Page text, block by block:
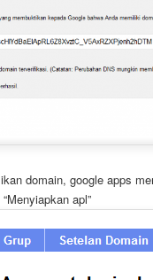
domain, google apps
apl”